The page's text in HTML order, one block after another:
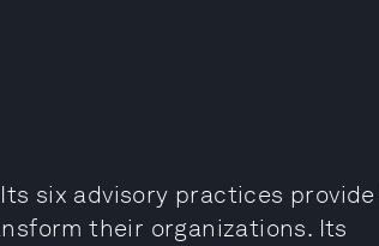
six advisory practices
their organizations. Its